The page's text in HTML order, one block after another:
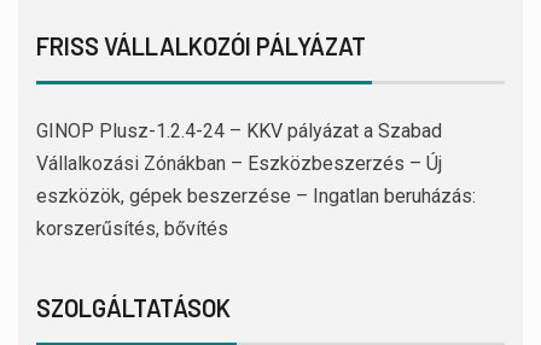
FRISS VÁLLALKOZÓI PÁLYÁZAT
GINOP Plusz-1.2.4-24 – KKV pályázat a Szabad
Vállalkozási Zónákban – Eszközbeszerzés – Új
eszközök, gépek beszerzése – Ingatlan beruházás:
korszerűsítés, bővítés
SZOLGÁLTATÁSOK